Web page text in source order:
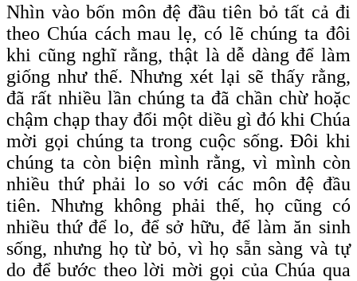
Nhìn vào bốn môn đệ đầu tiên bỏ tất cả đi
theo Chúa cách mau lẹ, có lẽ chúng ta đôi
khi cũng nghĩ rằng, thật là dễ dàng để làm
giống như thế. Nhưng xét lại sẽ thấy rằng,
đã rất nhiều lần chúng ta đã chần chừ hoặc
chậm chạp thay đổi một diều gì đó khi Chúa
mời gọi chúng ta trong cuộc sống. Đôi khi
chúng ta còn biện mình rằng, vì mình còn
nhiều thứ phải lo so với các môn đệ đầu
tiên. Nhưng không phải thế, họ cũng có
nhiều thứ để lo, để sở hữu, để làm ăn sinh
sống, nhưng họ từ bỏ, vì họ sẵn sàng và tự
do để bước theo lời mời gọi của Chúa qua